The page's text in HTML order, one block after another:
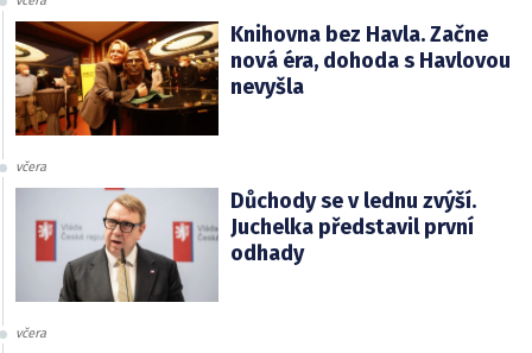
Knihovna bez Havla. Začne
nová éra, dohoda s Havlovou
nevyšla
včera
Důchody se v lednu zvýší.
Juchelka představil první
odhady
včera